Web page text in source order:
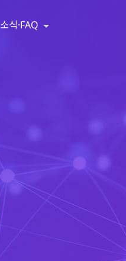
소식·FAQ